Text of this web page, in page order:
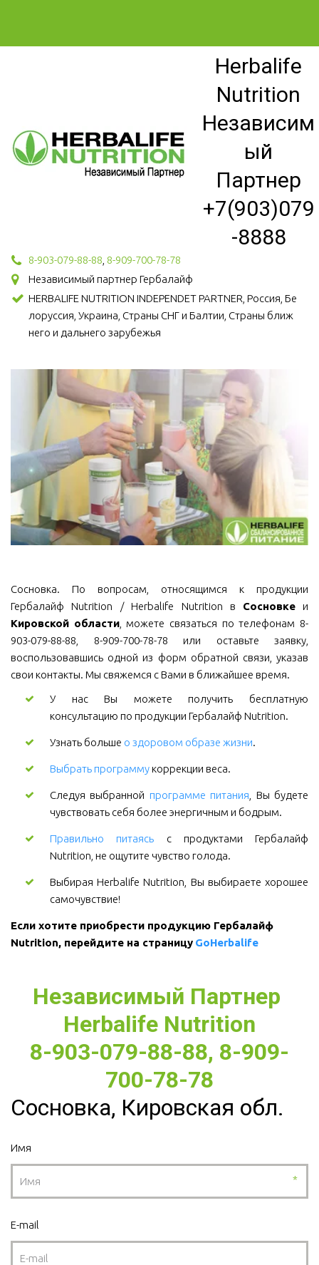
Herbalife
Nutrition
Независим
ый
Партнер
+7(903)079
-8888
8-903-079-88-88 8-909-700-78-78
Независимый партнер Гербалайф
HERBALIFE NUTRITION INDEPENDET PARTNER, Россия, Бе
лоруссия, Украина, Страны СНГ и Балтии, Страны ближ
него и дальнего зарубежья
Сосновка. По вопросам, относящимся к продукции
Гербалайф Nutrition / Herbalife Nutrition в Сосновкеи
Кировской области, можете связаться по телефонам 8-
903-079-88-88, 8-909-700-78-78 или оставьте заявку,
воспользовавшись одной из форм обратной связи, указав
свои контакты. Мы свяжемся с Вами в ближайшее время.
У нас Вы можете получить бесплатную
консультацию по продукции Гербалайф Nutrition.
Узнать больше о здоровом образе жизни.
Выбрать программукоррекции веса.
Следуя выбранной программе питания , Вы будете
чувствовать себя более энергичным и бодрым.
Правильно питаясь с продуктами Гербалайф
Nutrition, не ощутите чувство голода.
Выбирая Herbalife Nutrition, Вы выбираете хорошее
самочувствие!
Если хотите приобрести продукцию Гербалайф
Nutrition, перейдите на страницу GoHerbalife
Независимый Партнер
Herbalife Nutrition
8-903-079-88-88, 8-909-
700-78-78
Сосновка, Кировская обл.
Имя
*
E-mail